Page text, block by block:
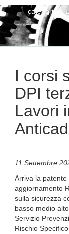
categoria –
I corsi
DPI
Lavori
11 Settembre
Arriva la
aggiornamento
sulla sicurezza
basso medio
Servizio
Rischio